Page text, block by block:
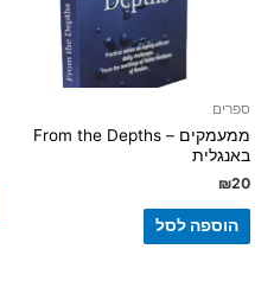
ספרים
ממעמקים – From the Depths
באנגלית
₪20
הוספה לסל